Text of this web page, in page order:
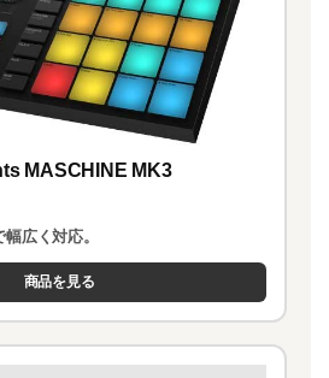
MASCHINE MK3
広く対応。
商品を見る